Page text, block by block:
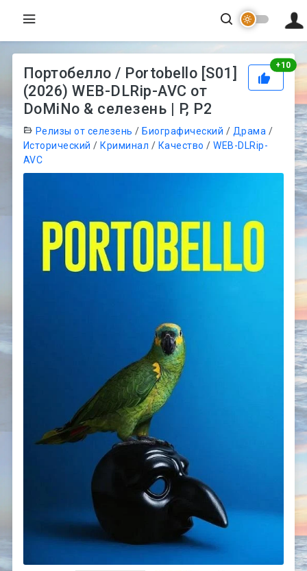
+10
Портобелло / Portobello [S01]
(2026) WEB-DLRip-AVC от
DoMiNo & селезень | P, P2
Релизы от селезень /Биографический / Драма /
Исторический /Криминал / Качество /WEB-DLRip-
AVC